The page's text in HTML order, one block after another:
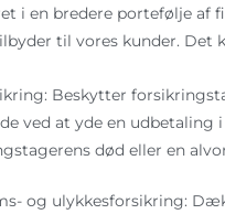
i en bredere portefølje af
til vores kunder. Det
Beskytter
ved at yde en udbetaling
død eller en
og ulykkesforsikring: